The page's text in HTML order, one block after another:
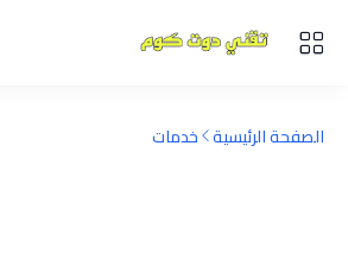
الصفحة الرئيسية خدمات